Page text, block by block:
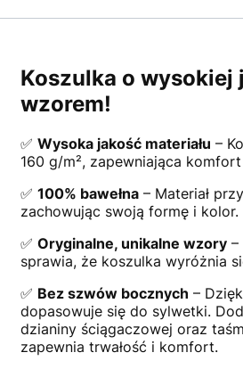
Koszulka o
wzorem!
✅ Wysoka jakość materiału –
160 g/m², zapewniająca
✅ 100% bawełna– Materiał
zachowując swoją formę i kolor.
✅ Oryginalne, unikalne wzory–
sprawia, że koszulka wyróżnia
✅ Bez szwów bocznych –
dopasowuje się do sylwetki.
dzianiny ściągaczowej oraz
zapewnia trwałość i komfort.